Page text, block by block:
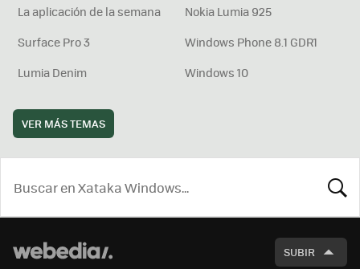
La aplicación de la semana
Nokia Lumia 925
Surface Pro 3
Windows Phone 8.1 GDR1
Lumia Denim
Windows 10
VER MÁS TEMAS
SUBIR